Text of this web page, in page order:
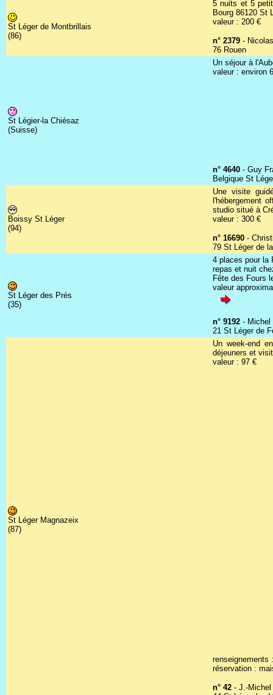
St Léger de Montbrillais
(86)
5 nuits et 5
Bourg 86120 St
valeur : 200 €
n° 2379 -
76 Rouen
St Légier-la Chiésaz
(Suisse)
Un séjour à
valeur : environ
n° 4640 - Guy
Belgique St
Boissy St Léger
(94)
Une visite
l'hébergement
studio situé à
valeur : 300 €
n° 16690 -
79 St Léger de
St Léger des Prés
(35)
4 places pour la
repas et nuit
Fête des Fours
valeur
n° 9192 - Michel
21 St Léger de
St Léger Magnazeix
(87)
Un week-end
déjeuners et
valeur : 97 €
renseignements
réservation :
n° 42 - J.-